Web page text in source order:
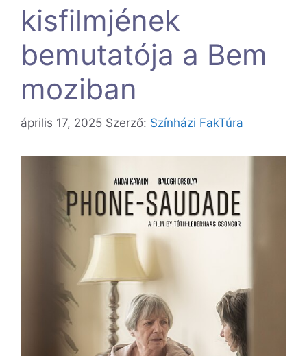
kisfilmjének
bemutatója a Bem
moziban
április 17, 2025 Szerző: Színházi FakTúra